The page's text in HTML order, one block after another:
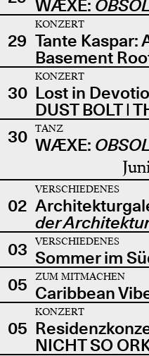
WÆXE:
29
KONZERT
Tante Kaspar:
Basement
30
KONZERT
Lost in
DUST BOLT |
30
TANZ
WÆXE:
02
VERSCHIEDENES
der
03
VERSCHIEDENES
Sommer im
05
ZUM MITMACHEN
Caribbean
05
KONZERT
NICHT SO